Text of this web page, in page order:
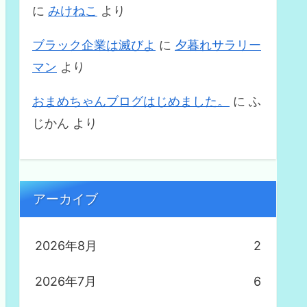
に みけねこ より
ブラック企業は滅びよ に 夕暮れサラリー
マン より
おまめちゃんブログはじめました。 に ふ
じかん より
アーカイブ
2026年8月 2
2026年7月 6